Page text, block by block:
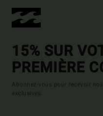
15% SUR
PREMIÈRE
Abonnez-vous pour recevoir
exclusives.